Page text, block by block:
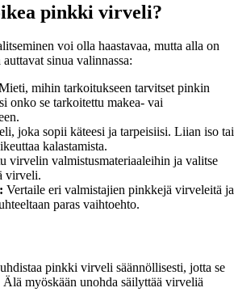
pinkki virveli?
voi olla haastavaa, mutta alla on
sinua valinnassa:
mihin tarkoitukseen tarvitset pinkin
onko se tarkoitettu makea- vai
joka sopii käteesi ja tarpeisiisi. Liian iso tai
kalastamista.
virvelin valmistusmateriaaleihin ja valitse
virveli.
Vertaile eri valmistajien pinkkejä virveleitä ja
paras vaihtoehto.
pinkki virveli säännöllisesti, jotta se
myöskään unohda säilyttää virveliä